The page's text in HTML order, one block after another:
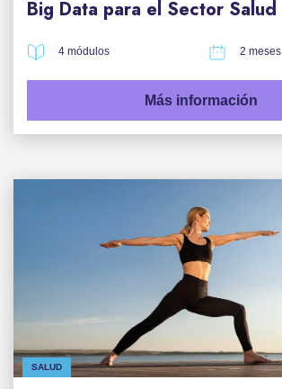
Big Data para el Sector Salud
4 módulos 2 meses
Más información
SALUD